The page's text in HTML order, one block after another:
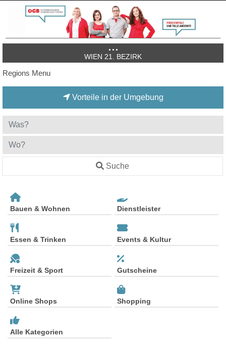
WIEN 21. BEZIRK
Regions Menu
Vorteile in der Umgebung
Suche
Bauen & Wohnen Dienstleister
Essen & Trinken Events & Kultur
Freizeit & Sport Gutscheine
Online Shops Shopping
Alle Kategorien